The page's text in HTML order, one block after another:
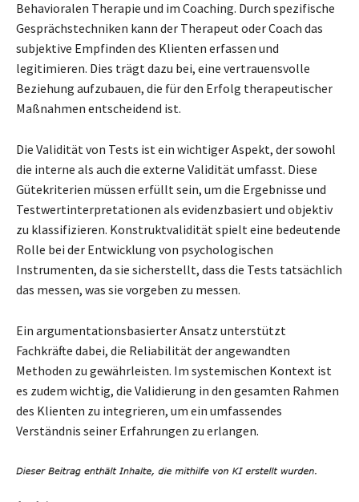
Behavioralen Therapie und im Coaching. Durch spezifische
Gesprächstechniken kann der Therapeut oder Coach das
subjektive Empfinden des Klienten erfassen und
legitimieren. Dies trägt dazu bei, eine vertrauensvolle
Beziehung aufzubauen, die für den Erfolg therapeutischer
Maßnahmen entscheidend ist.
Die Validität von Tests ist ein wichtiger Aspekt, der sowohl
die interne als auch die externe Validität umfasst. Diese
Gütekriterien müssen erfüllt sein, um die Ergebnisse und
Testwertinterpretationen als evidenzbasiert und objektiv
zu klassifizieren. Konstruktvalidität spielt eine bedeutende
Rolle bei der Entwicklung von psychologischen
Instrumenten, da sie sicherstellt, dass die Tests tatsächlich
das messen, was sie vorgeben zu messen.
Ein argumentationsbasierter Ansatz unterstützt
Fachkräfte dabei, die Reliabilität der angewandten
Methoden zu gewährleisten. Im systemischen Kontext ist
es zudem wichtig, die Validierung in den gesamten Rahmen
des Klienten zu integrieren, um ein umfassendes
Verständnis seiner Erfahrungen zu erlangen.